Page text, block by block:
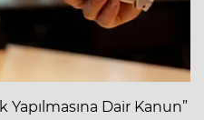
Yapılmasına Dair Kanun”